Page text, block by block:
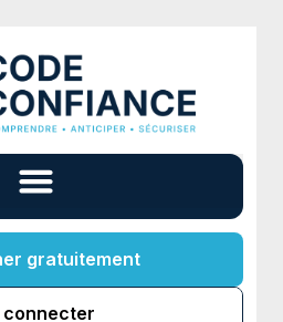
gratuitement
connecter